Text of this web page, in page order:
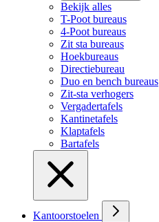
Bekijk alles
T-Poot bureaus
4-Poot bureaus
Zit sta bureaus
Hoekbureaus
Directiebureau
Duo en bench bureaus
Zit-sta verhogers
Vergadertafels
Kantinetafels
Klaptafels
Bartafels
Kantoorstoelen